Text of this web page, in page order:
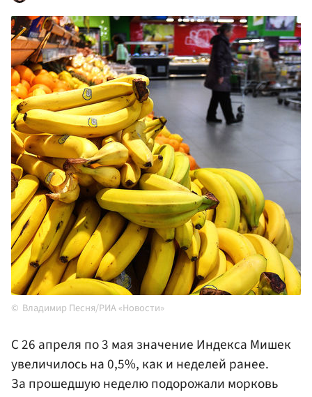
Владимир Песня/РИА «Новости»
С 26 апреля по 3 мая значение Индекса Мишек
увеличилось на 0,5%, как и неделей ранее.
За прошедшую неделю подорожали морковь